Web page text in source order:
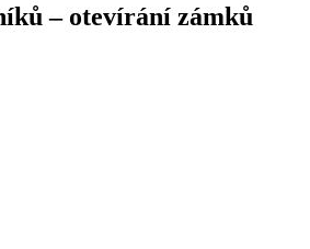
– otevírání zámků